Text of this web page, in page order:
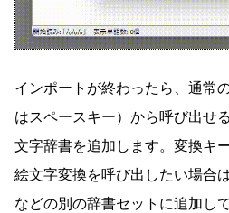
インポートが終わったら、通常
はスペースキー）から呼び出せ
文字辞書を追加します。変換キ
絵文字変換を呼び出したい場合
などの別の辞書セットに追加し